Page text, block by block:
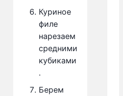
Куриное
филе
нарезаем
средними
кубиками
.
Берем